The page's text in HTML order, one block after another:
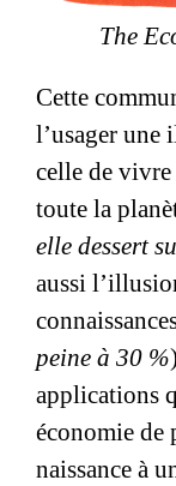
The
Cette
l’usager une
celle de
toute la
elle dessert
aussi
peine à 30 %
applications
économie de
naissance à